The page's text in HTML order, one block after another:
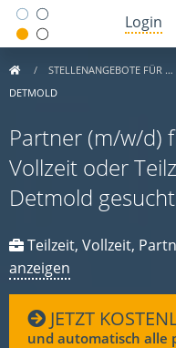
Login
STELLENANGEBOTE FÜR …
DETMOLD
Partner (m/w/d)
Vollzeit oder
Detmold gesucht
Teilzeit, Vollzeit,
anzeigen
JETZT
und automatisch alle